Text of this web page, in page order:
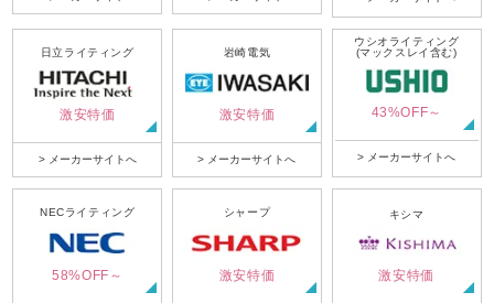
日立ライティング
激安特価
> メーカーサイトへ
岩崎電気
激安特価
> メーカーサイトへ
ウシオライティング
(マックスレイ含む)
43%OFF～
> メーカーサイトへ
NECライティング
58%OFF～
シャープ
激安特価
キシマ
激安特価